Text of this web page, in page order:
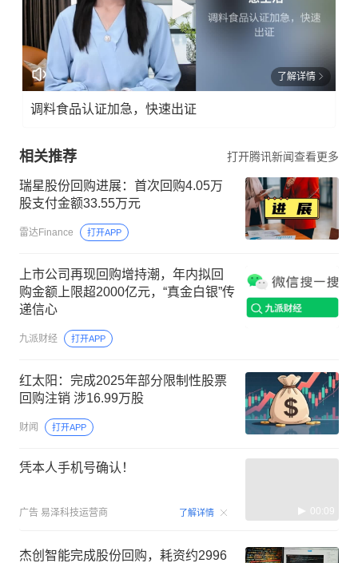
了解详情
调料食品认证加急，快速出证
相关推荐 打开腾讯新闻查看更多
瑞星股份回购进展：首次回购4.05万
股支付金额33.55万元
雷达Finance 打开APP
上市公司再现回购增持潮，年内拟回
购金额上限超2000亿元，“真金白银”传
递信心
九派财经 打开APP
红太阳：完成2025年部分限制性股票
回购注销 涉16.99万股
财闻 打开APP
凭本人手机号确认！
广告 易泽科技运营商 了解详情 00:09
杰创智能完成股份回购，耗资约2996